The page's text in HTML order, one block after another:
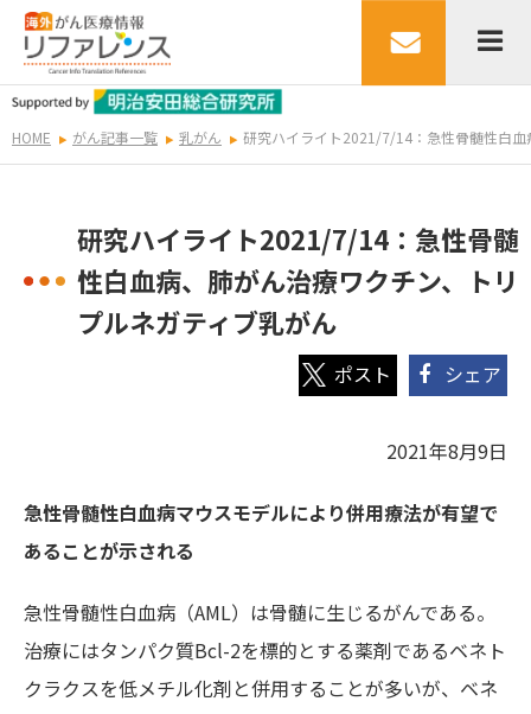
HOME がん記事一覧 乳がん 研究ハイライト2021/7/14：急性骨髄性白
研究ハイライト2021/7/14：急性骨髄
性白血病、肺がん治療ワクチン、トリ
プルネガティブ乳がん
シェア
2021年8月9日
急性骨髄性白血病マウスモデルにより併用療法が有望で
あることが示される
急性骨髄性白血病（AML）は骨髄に生じるがんである。
治療にはタンパク質Bcl-2を標的とする薬剤であるベネト
クラクスを低メチル化剤と併用することが多いが、ベネ